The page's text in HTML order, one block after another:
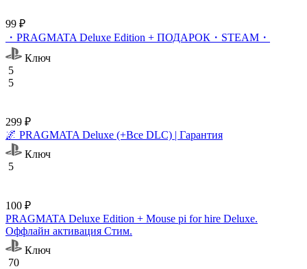
99 ₽
・PRAGMATA Deluxe Edition + ПОДАРОК・STEAM・
Ключ
5
5
299 ₽
🌌 PRAGMATA Deluxe (+Все DLC) | Гарантия
Ключ
5
100 ₽
PRAGMATA Deluxe Edition + Mouse pi for hire Deluxe.
Оффлайн активация Cтим.
Ключ
70